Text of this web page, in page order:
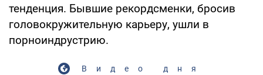
тенденция. Бывшие рекордсменки, бросив
головокружительную карьеру, ушли в
порноиндрустрию.
Видео дня